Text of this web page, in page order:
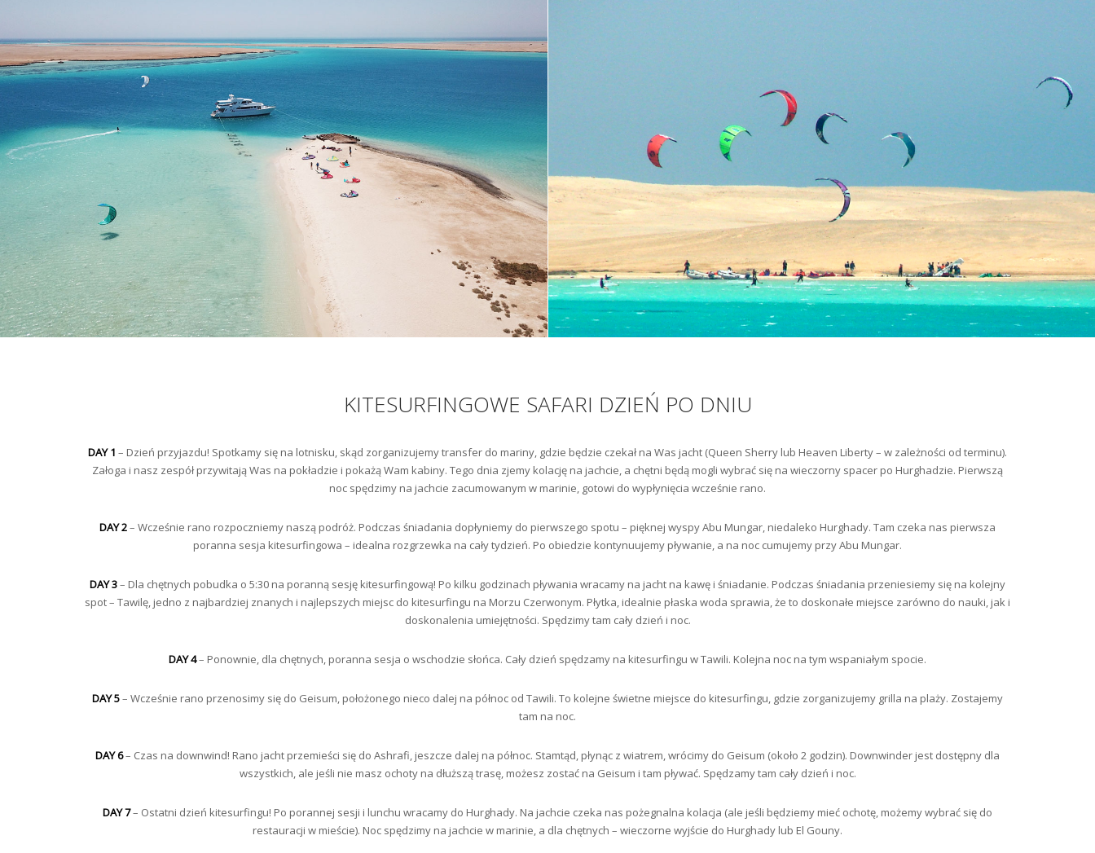
KITESURFINGOWE SAFARI DZIEŃ PO DNIU
DAY 1 – Dzień przyjazdu! Spotkamy się na lotnisku, skąd zorganizujemy transfer do mariny, gdzie będzie czekał na Was jacht (Queen Sherry lub Heaven Liberty – w zależności od terminu).
Załoga i nasz zespół przywitają Was na pokładzie i pokażą Wam kabiny. Tego dnia zjemy kolację na jachcie, a chętni będą mogli wybrać się na wieczorny spacer po Hurghadzie. Pierwszą
noc spędzimy na jachcie zacumowanym w marinie, gotowi do wypłynięcia wcześnie rano.
DAY 2– Wcześnie rano rozpoczniemy naszą podróż. Podczas śniadania dopłyniemy do pierwszego spotu – pięknej wyspy Abu Mungar, niedaleko Hurghady. Tam czeka nas pierwsza
poranna sesja kitesurfingowa – idealna rozgrzewka na cały tydzień. Po obiedzie kontynuujemy pływanie, a na noc cumujemy przy Abu Mungar.
DAY 3– Dla chętnych pobudka o 5:30 na poranną sesję kitesurfingową! Po kilku godzinach pływania wracamy na jacht na kawę i śniadanie. Podczas śniadania przeniesiemy się na kolejny
spot – Tawilę, jedno z najbardziej znanych i najlepszych miejsc do kitesurfingu na Morzu Czerwonym. Płytka, idealnie płaska woda sprawia, że to doskonałe miejsce zarówno do nauki, jak i
doskonalenia umiejętności. Spędzimy tam cały dzień i noc.
DAY 4– Ponownie, dla chętnych, poranna sesja o wschodzie słońca. Cały dzień spędzamy na kitesurfingu w Tawili. Kolejna noc na tym wspaniałym spocie.
DAY 5– Wcześnie rano przenosimy się do Geisum, położonego nieco dalej na północ od Tawili. To kolejne świetne miejsce do kitesurfingu, gdzie zorganizujemy grilla na plaży. Zostajemy
tam na noc.
DAY 6– Czas na downwind! Rano jacht przemieści się do Ashrafi, jeszcze dalej na północ. Stamtąd, płynąc z wiatrem, wrócimy do Geisum (około 2 godzin). Downwinder jest dostępny dla
wszystkich, ale jeśli nie masz ochoty na dłuższą trasę, możesz zostać na Geisum i tam pływać. Spędzamy tam cały dzień i noc.
DAY 7– Ostatni dzień kitesurfingu! Po porannej sesji i lunchu wracamy do Hurghady. Na jachcie czeka nas pożegnalna kolacja (ale jeśli będziemy mieć ochotę, możemy wybrać się do
restauracji w mieście). Noc spędzimy na jachcie w marinie, a dla chętnych – wieczorne wyjście do Hurghady lub El Gouny.